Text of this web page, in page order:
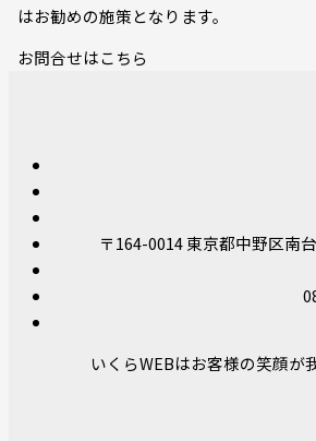
はお勧めの施策となります。
お問合せはこちら
〒164-0014 東京都中野区南
いくらWEBはお客様の笑顔が